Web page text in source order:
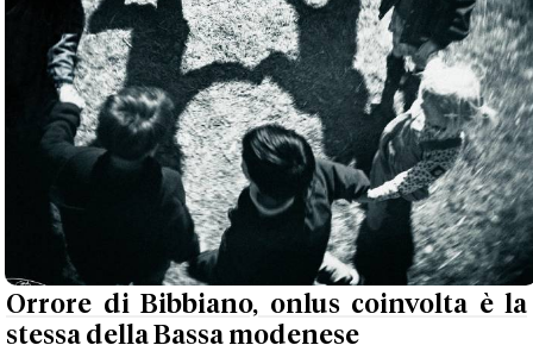
Orrore di Bibbiano, onlus coinvolta è la
stessa della Bassa modenese